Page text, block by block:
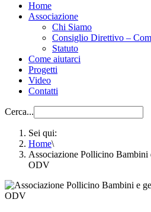
Home
Associazione
Chi Siamo
Consiglio Direttivo –
Statuto
Come aiutarci
Progetti
Video
Contatti
Cerca...
Sei qui:
Home\
Associazione Pollicino
ODV